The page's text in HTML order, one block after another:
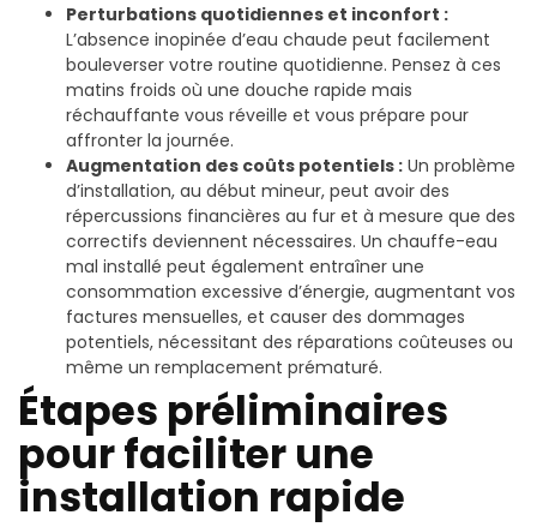
Perturbations quotidiennes et inconfort :
L’absence inopinée d’eau chaude peut facilement
bouleverser votre routine quotidienne. Pensez à ces
matins froids où une douche rapide mais
réchauffante vous réveille et vous prépare pour
affronter la journée.
Augmentation des coûts potentiels : Un problème
d’installation, au début mineur, peut avoir des
répercussions financières au fur et à mesure que des
correctifs deviennent nécessaires. Un chauffe-eau
mal installé peut également entraîner une
consommation excessive d’énergie, augmentant vos
factures mensuelles, et causer des dommages
potentiels, nécessitant des réparations coûteuses ou
même un remplacement prématuré.
Étapes préliminaires
pour faciliter une
installation rapide